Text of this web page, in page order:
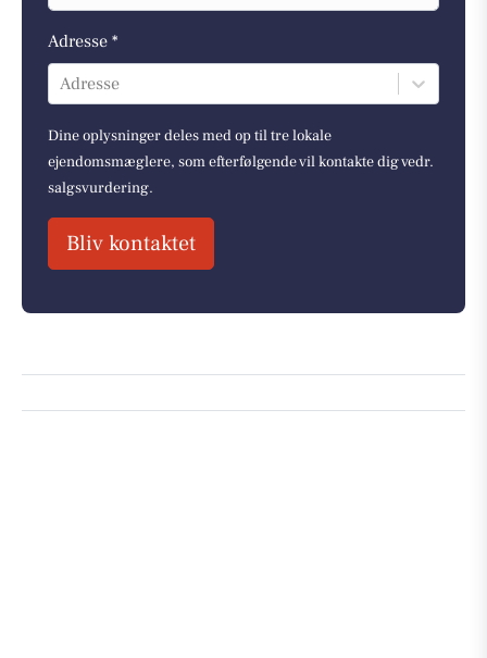
Adresse *
Adresse
Dine oplysninger deles med op til tre lokale
ejendomsmæglere, som efterfølgende vil kontakte dig vedr.
salgsvurdering.
Bliv kontaktet